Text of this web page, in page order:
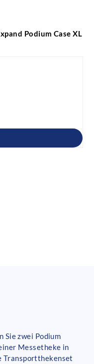
Podium Case XL
Sie zwei Podium
Messetheke in
Transportthekenset